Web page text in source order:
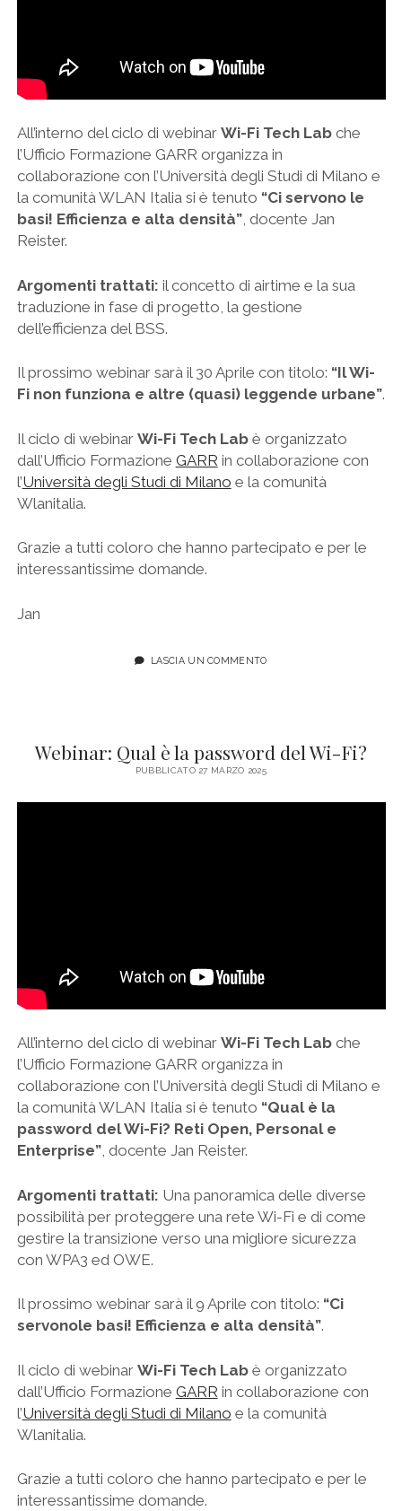
All’interno del ciclo di webinar Wi-Fi Tech Labche
l’Ufficio Formazione GARR organizza in
collaborazione con l’Università degli Studi di Milano e
la comunità WLAN Italia si è tenuto “Ci servono le
basi! Efficienza e alta densità”, docente Jan
Reister.
Argomenti trattati: il concetto di airtime e la sua
traduzione in fase di progetto, la gestione
dell’efficienza del BSS.
Il prossimo webinar sarà il 30 Aprile con titolo: “Il Wi-
Fi non funziona e altre (quasi) leggende urbane”.
Il ciclo di webinar Wi-Fi Tech Labè organizzato
dall’Ufficio Formazione GARR in collaborazione con
l’Università degli Studi di Milano e la comunità
Wlanitalia.
Grazie a tutti coloro che hanno partecipato e per le
interessantissime domande.
Jan
LASCIA UN COMMENTO
Webinar: Qual è la password del Wi-Fi?
PUBBLICATO 27 MARZO 2025
All’interno del ciclo di webinar Wi-Fi Tech Labche
l’Ufficio Formazione GARR organizza in
collaborazione con l’Università degli Studi di Milano e
la comunità WLAN Italia si è tenuto “Qual è la
password del Wi-Fi? Reti Open, Personal e
Enterprise”, docente Jan Reister.
Argomenti trattati: Una panoramica delle diverse
possibilità per proteggere una rete Wi-Fi e di come
gestire la transizione verso una migliore sicurezza
con WPA3 ed OWE.
Il prossimo webinar sarà il 9 Aprile con titolo: “Ci
servonole basi! Efficienza e alta densità”.
Il ciclo di webinar Wi-Fi Tech Labè organizzato
dall’Ufficio Formazione GARR in collaborazione con
l’Università degli Studi di Milano e la comunità
Wlanitalia.
Grazie a tutti coloro che hanno partecipato e per le
interessantissime domande.